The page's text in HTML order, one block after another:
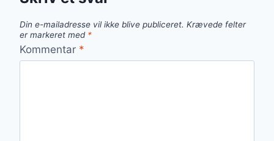
Din e-mailadresse vil ikke blive publiceret. Krævede felter
er markeret med *
Kommentar *